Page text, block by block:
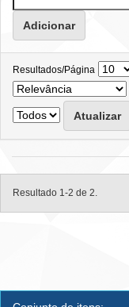
Resultados/Página
Resultado 1-2 de 2.